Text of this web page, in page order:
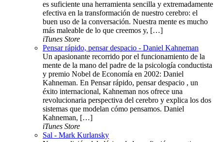
es suficiente una herramienta sencilla y extremadamente
efectiva en la transformación de nuestro cerebro: el
buen uso de la conversación. Nuestra mente es mucho
más maleable de lo que creemos y, […]
iTunes Store
Pensar rápido, pensar despacio - Daniel Kahneman
Un apasionante recorrido por el funcionamiento de la
mente de la mano del padre de la psicología conductista
y premio Nobel de Economía en 2002: Daniel
Kahneman. En Pensar rápido, pensar despacio , un
éxito internacional, Kahneman nos ofrece una
revolucionaria perspectiva del cerebro y explica los dos
sistemas que modelan cómo pensamos. Daniel
Kahneman, […]
iTunes Store
Sal - Mark Kurlansky